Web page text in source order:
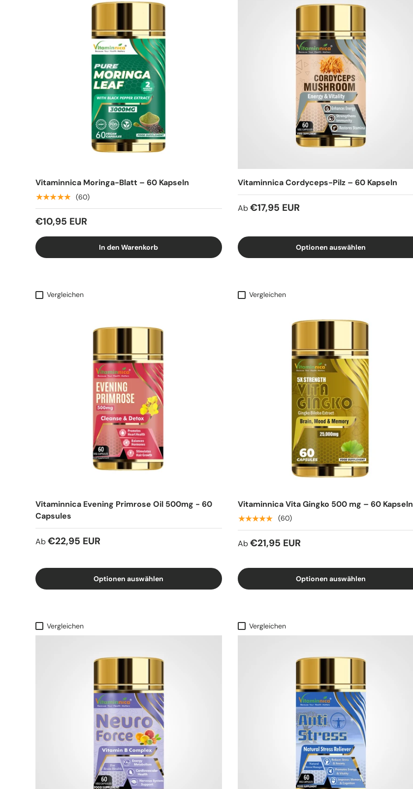
Vitaminnica Moringa-Blatt – 60 Kapseln
★★★★★ (60)
€10,95 EUR
In den Warenkorb
Vitaminnica Cordyceps-Pilz – 60 Kapseln
Ab €17,95 EUR
Optionen auswählen
Vergleichen
Vitaminnica Evening Primrose Oil 500mg - 60
Capsules
Ab€22,95 EUR
Optionen auswählen
Vergleichen
Vitaminnica Vita Gingko 500 mg – 60 Kapseln
★★★★★ (60)
Ab €21,95 EUR
Optionen auswählen
Vergleichen Vergleichen